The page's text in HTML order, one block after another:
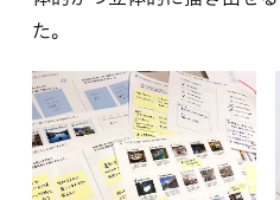
た。